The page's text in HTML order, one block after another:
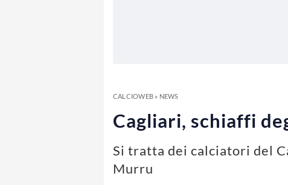
CALCIOWEB» NEWS
Cagliari, schiaffi
Si tratta dei calciatori del
Murru